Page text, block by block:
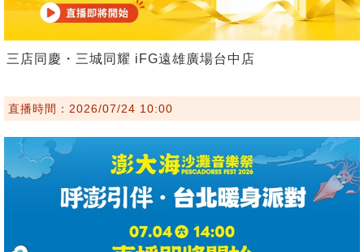
三店同慶・三城同耀 iFG遠雄廣場台中店
直播時間：2026/07/24 10:00